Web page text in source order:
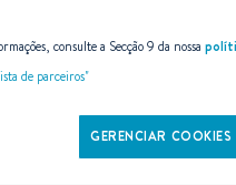
é um
e
Seu
consulte a Secção 9 da nossa
de parceiros"
GERENCIAR COOKIES